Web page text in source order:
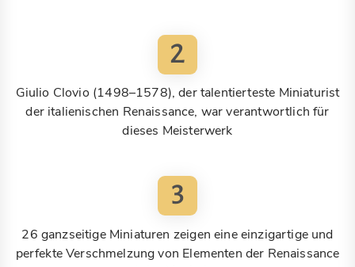
2
Giulio Clovio (1498–1578), der talentierteste Miniaturist
der italienischen Renaissance, war verantwortlich für
dieses Meisterwerk
3
26 ganzseitige Miniaturen zeigen eine einzigartige und
perfekte Verschmelzung von Elementen der Renaissance